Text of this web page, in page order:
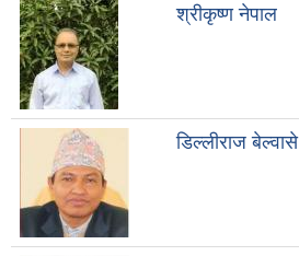
श्रीकृष्ण नेपाल
डिल्लीराज बेल्वासे